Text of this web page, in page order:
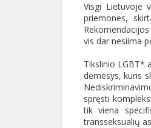
Visgi Lietuvoje
priemones,
vis dar nesiima
Tikslinio LGBT*
dėmesys, kuris
spręsti
tik viena
transseksualių